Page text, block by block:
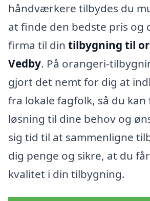
håndværkere tilbydes du
at finde den bedste pris og
firma til din tilbygning til
Vedby. På orangeri-
gjort det nemt for dig at
fra lokale fagfolk, så du kan
løsning til dine behov og
sig tid til at sammenligne
dig penge og sikre, at du
kvalitet i din tilbygning.